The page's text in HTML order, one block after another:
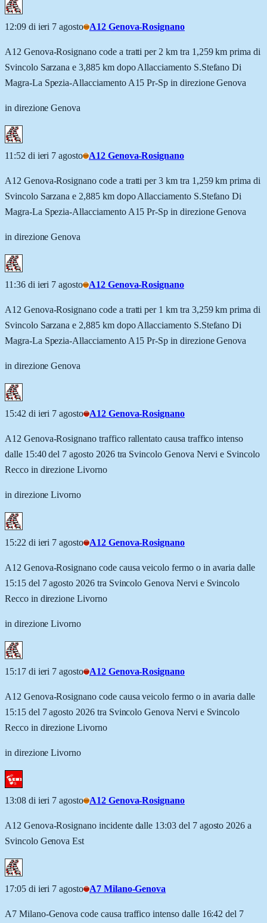
12:09 di ieri 7 agosto A12 Genova-Rosignano
A12 Genova-Rosignano code a tratti per 2 km tra 1,259 km prima di
Svincolo Sarzana e 3,885 km dopo Allacciamento S.Stefano Di
Magra-La Spezia-Allacciamento A15 Pr-Sp in direzione Genova
in direzione Genova
11:52 di ieri 7 agosto A12 Genova-Rosignano
A12 Genova-Rosignano code a tratti per 3 km tra 1,259 km prima di
Svincolo Sarzana e 2,885 km dopo Allacciamento S.Stefano Di
Magra-La Spezia-Allacciamento A15 Pr-Sp in direzione Genova
in direzione Genova
11:36 di ieri 7 agosto A12 Genova-Rosignano
A12 Genova-Rosignano code a tratti per 1 km tra 3,259 km prima di
Svincolo Sarzana e 2,885 km dopo Allacciamento S.Stefano Di
Magra-La Spezia-Allacciamento A15 Pr-Sp in direzione Genova
in direzione Genova
15:42 di ieri 7 agosto A12 Genova-Rosignano
A12 Genova-Rosignano traffico rallentato causa traffico intenso
dalle 15:40 del 7 agosto 2026 tra Svincolo Genova Nervi e Svincolo
Recco in direzione Livorno
in direzione Livorno
15:22 di ieri 7 agosto A12 Genova-Rosignano
A12 Genova-Rosignano code causa veicolo fermo o in avaria dalle
15:15 del 7 agosto 2026 tra Svincolo Genova Nervi e Svincolo
Recco in direzione Livorno
in direzione Livorno
15:17 di ieri 7 agosto A12 Genova-Rosignano
A12 Genova-Rosignano code causa veicolo fermo o in avaria dalle
15:15 del 7 agosto 2026 tra Svincolo Genova Nervi e Svincolo
Recco in direzione Livorno
in direzione Livorno
13:08 di ieri 7 agosto A12 Genova-Rosignano
A12 Genova-Rosignano incidente dalle 13:03 del 7 agosto 2026 a
Svincolo Genova Est
17:05 di ieri 7 agosto A7 Milano-Genova
A7 Milano-Genova code causa traffico intenso dalle 16:42 del 7